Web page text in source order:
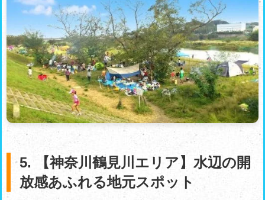
5. 【神奈川鶴見川エリア】水辺の開
放感あふれる地元スポット